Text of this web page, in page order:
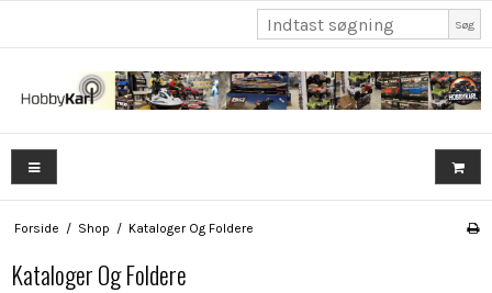
Søg
Forside / Shop / Kataloger Og Foldere
Kataloger Og Foldere